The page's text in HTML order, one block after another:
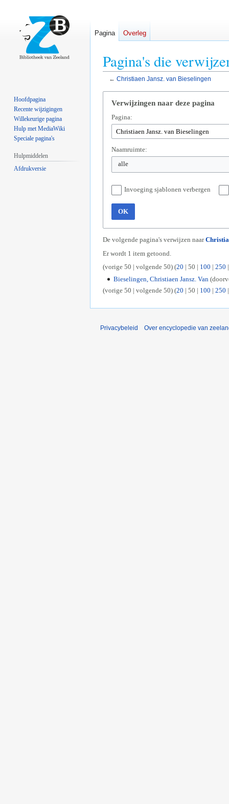
Pagina's die
← Christiaen Jansz. van Bieselingen
navigatie
springen
zoeken
springen
Verwijzingen naar deze pagina
Pagina:
Naamruimte:
alle
Invoeging sjablonen verbergen
OK
De volgende pagina's verwijzen naar
Er wordt 1 item getoond.
(vorige 50 | volgende 50) (20 | 50 | 100 | 250
Bieselingen, Christiaen Jansz. Van
(vorige 50 | volgende 50) (20 | 50 | 100 | 250
Pagina Overleg
Hoofdpagina
Recente wijzigingen
Willekeurige pagina
Hulp met MediaWiki
Speciale pagina's
Hulpmiddelen
Afdrukversie
Privacybeleid Over encyclopedie van